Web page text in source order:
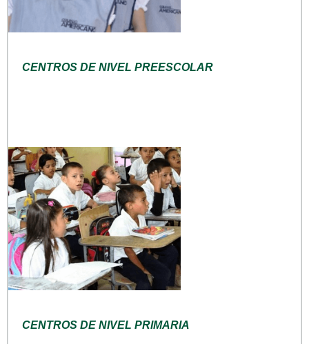
CENTROS DE NIVEL PREESCOLAR
CENTROS DE NIVEL PRIMARIA